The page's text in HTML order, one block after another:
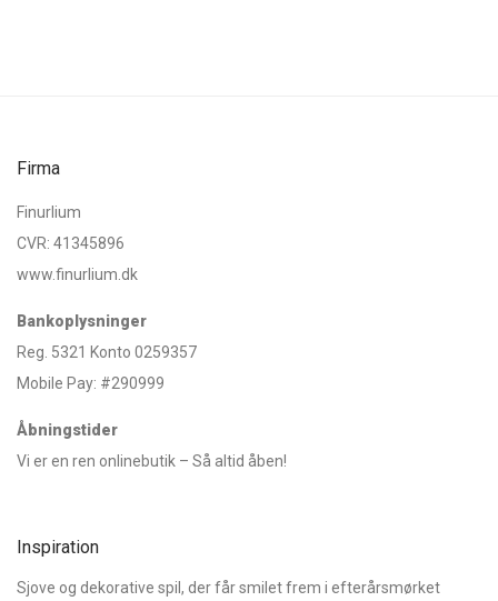
Firma
Finurlium
CVR: 41345896
www.finurlium.dk
Bankoplysninger
Reg. 5321 Konto 0259357
Mobile Pay: #290999
Åbningstider
Vi er en ren onlinebutik – Så altid åben!
Inspiration
Sjove og dekorative spil, der får smilet frem i efterårsmørket